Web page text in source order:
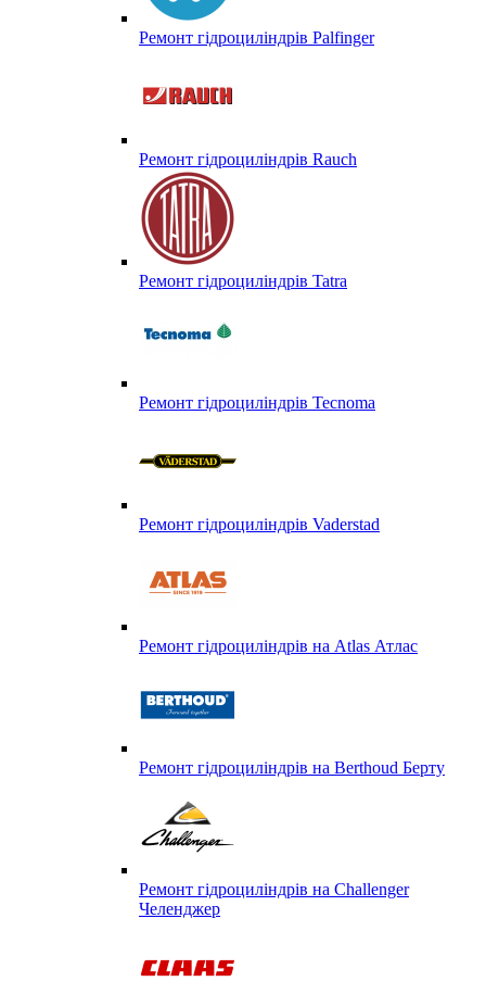
Ремонт гідроциліндрів Palfinger
Ремонт гідроциліндрів Rauch
Ремонт гідроциліндрів Tatra
Ремонт гідроциліндрів Tecnoma
Ремонт гідроциліндрів Vaderstad
Ремонт гідроциліндрів на Atlas Атлас
Ремонт гідроциліндрів на Berthoud Берту
Ремонт гідроциліндрів на Challenger
Челенджер